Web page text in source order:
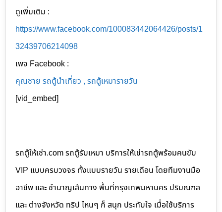
ดูเพิ่มเติม :
https://www.facebook.com/100083442064426/posts/1
32439706214098
เพจ Facebook :
คุณชาย รถตู้นำเที่ยว , รถตู้เหมารายวัน
[vid_embed]
รถตู้ให้เช่า.com รถตู้รับเหมา บริการให้เช่ารถตู้พร้อมคนขับ
VIP แบบครบวงจร ทั้งแบบรายวัน รายเดือน โดยทีมงานมือ
อาชีพ และ ชำนาญเส้นทาง พื้นที่กรุงเทพมหานคร ปริมณฑล
และ ต่างจังหวัด ทริป ไหนๆ ก็ สนุก ประทับใจ เมื่อใช้บริการ